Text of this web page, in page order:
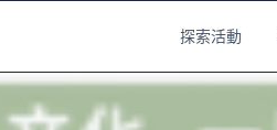
探索活動